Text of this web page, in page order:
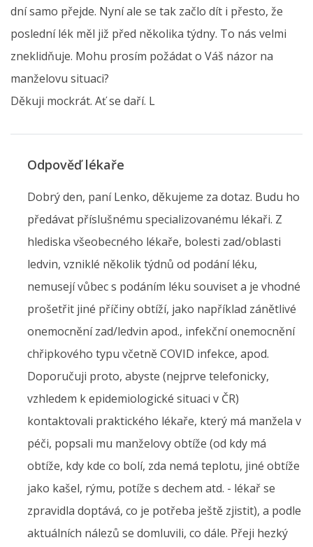
dní samo přejde. Nyní ale se tak začlo dít i přesto, že
poslední lék měl již před několika týdny. To nás velmi
zneklidňuje. Mohu prosím požádat o Váš názor na
manželovu situaci?
Děkuji mockrát. Ať se daří. L
Odpověď lékaře
Dobrý den, paní Lenko, děkujeme za dotaz. Budu ho
předávat příslušnému specializovanému lékaři. Z
hlediska všeobecného lékaře, bolesti zad/oblasti
ledvin, vzniklé několik týdnů od podání léku,
nemusejí vůbec s podáním léku souviset a je vhodné
prošetřit jiné příčiny obtíží, jako například zánětlivé
onemocnění zad/ledvin apod., infekční onemocnění
chřipkového typu včetně COVID infekce, apod.
Doporučuji proto, abyste (nejprve telefonicky,
vzhledem k epidemiologické situaci v ČR)
kontaktovali praktického lékaře, který má manžela v
péči, popsali mu manželovy obtíže (od kdy má
obtíže, kdy kde co bolí, zda nemá teplotu, jiné obtíže
jako kašel, rýmu, potíže s dechem atd. - lékař se
zpravidla doptává, co je potřeba ještě zjistit), a podle
aktuálních nálezů se domluvili, co dále. Přeji hezký